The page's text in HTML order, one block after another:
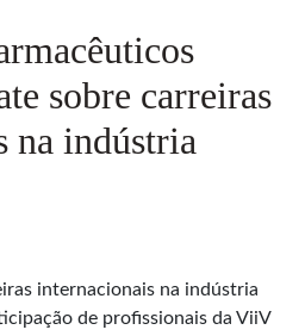
sobre carreiras
na indústria
internacionais na indústria
de profissionais da ViiV